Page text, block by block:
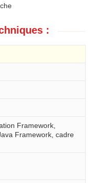
:
Framework,
Framework, cadre